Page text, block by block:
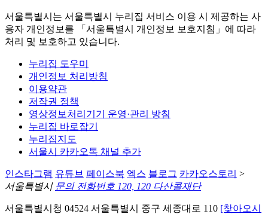
서울특별시는 서울특별시 누리집 서비스 이용 시 제공하는 사
용자 개인정보를 「서울특별시 개인정보 보호지침」에 따라
처리 및 보호하고 있습니다.
누리집 도우미
개인정보 처리방침
이용약관
저작권 정책
영상정보처리기기 운영·관리 방침
누리집 바로잡기
누리집지도
서울시 카카오톡 채널 추가
인스타그램 유튜브 페이스북 엑스 블로그 카카오스토리 >
서울특별시 문의 전화번호 120, 120 다산콜재단
서울특별시청 04524 서울특별시 중구 세종대로 110 [찾아오시